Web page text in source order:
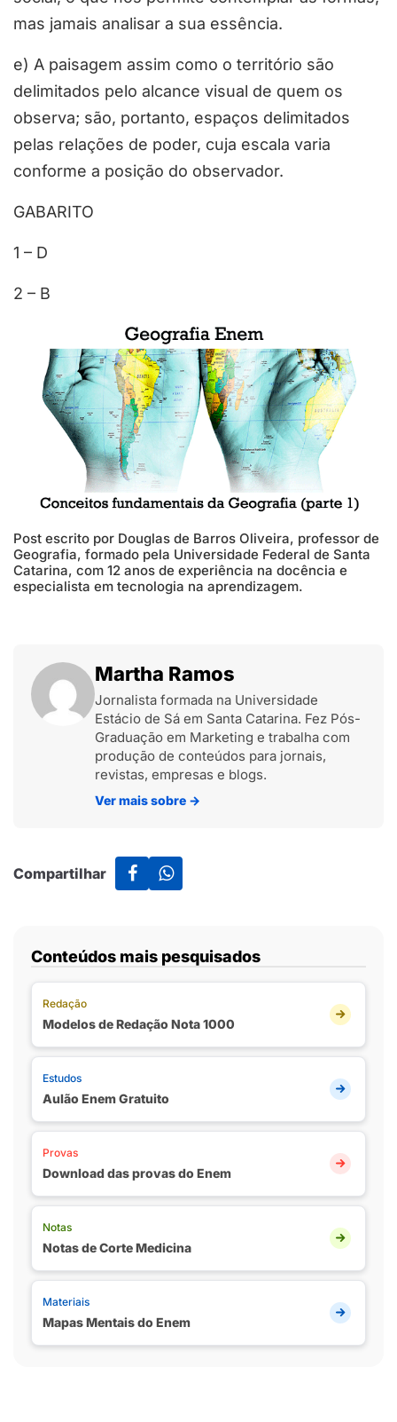
mas jamais analisar a sua essência.
e) A paisagem assim como o território são
delimitados pelo alcance visual de quem os
observa; são, portanto, espaços delimitados
pelas relações de poder, cuja escala varia
conforme a posição do observador.
GABARITO
1 – D
2 – B
Post escrito por Douglas de Barros Oliveira, professor de
Geografia, formado pela Universidade Federal de Santa
Catarina, com 12 anos de experiência na docência e
especialista em tecnologia na aprendizagem.
Martha Ramos
Jornalista formada na Universidade
Estácio de Sá em Santa Catarina. Fez Pós-
Graduação em Marketing e trabalha com
produção de conteúdos para jornais,
revistas, empresas e blogs.
Ver mais sobre →
Compartilhar
Conteúdos mais pesquisados
Redação
Modelos de Redação Nota 1000
Estudos
Aulão Enem Gratuito
Provas
Download das provas do Enem
Notas
Notas de Corte Medicina
Materiais
Mapas Mentais do Enem